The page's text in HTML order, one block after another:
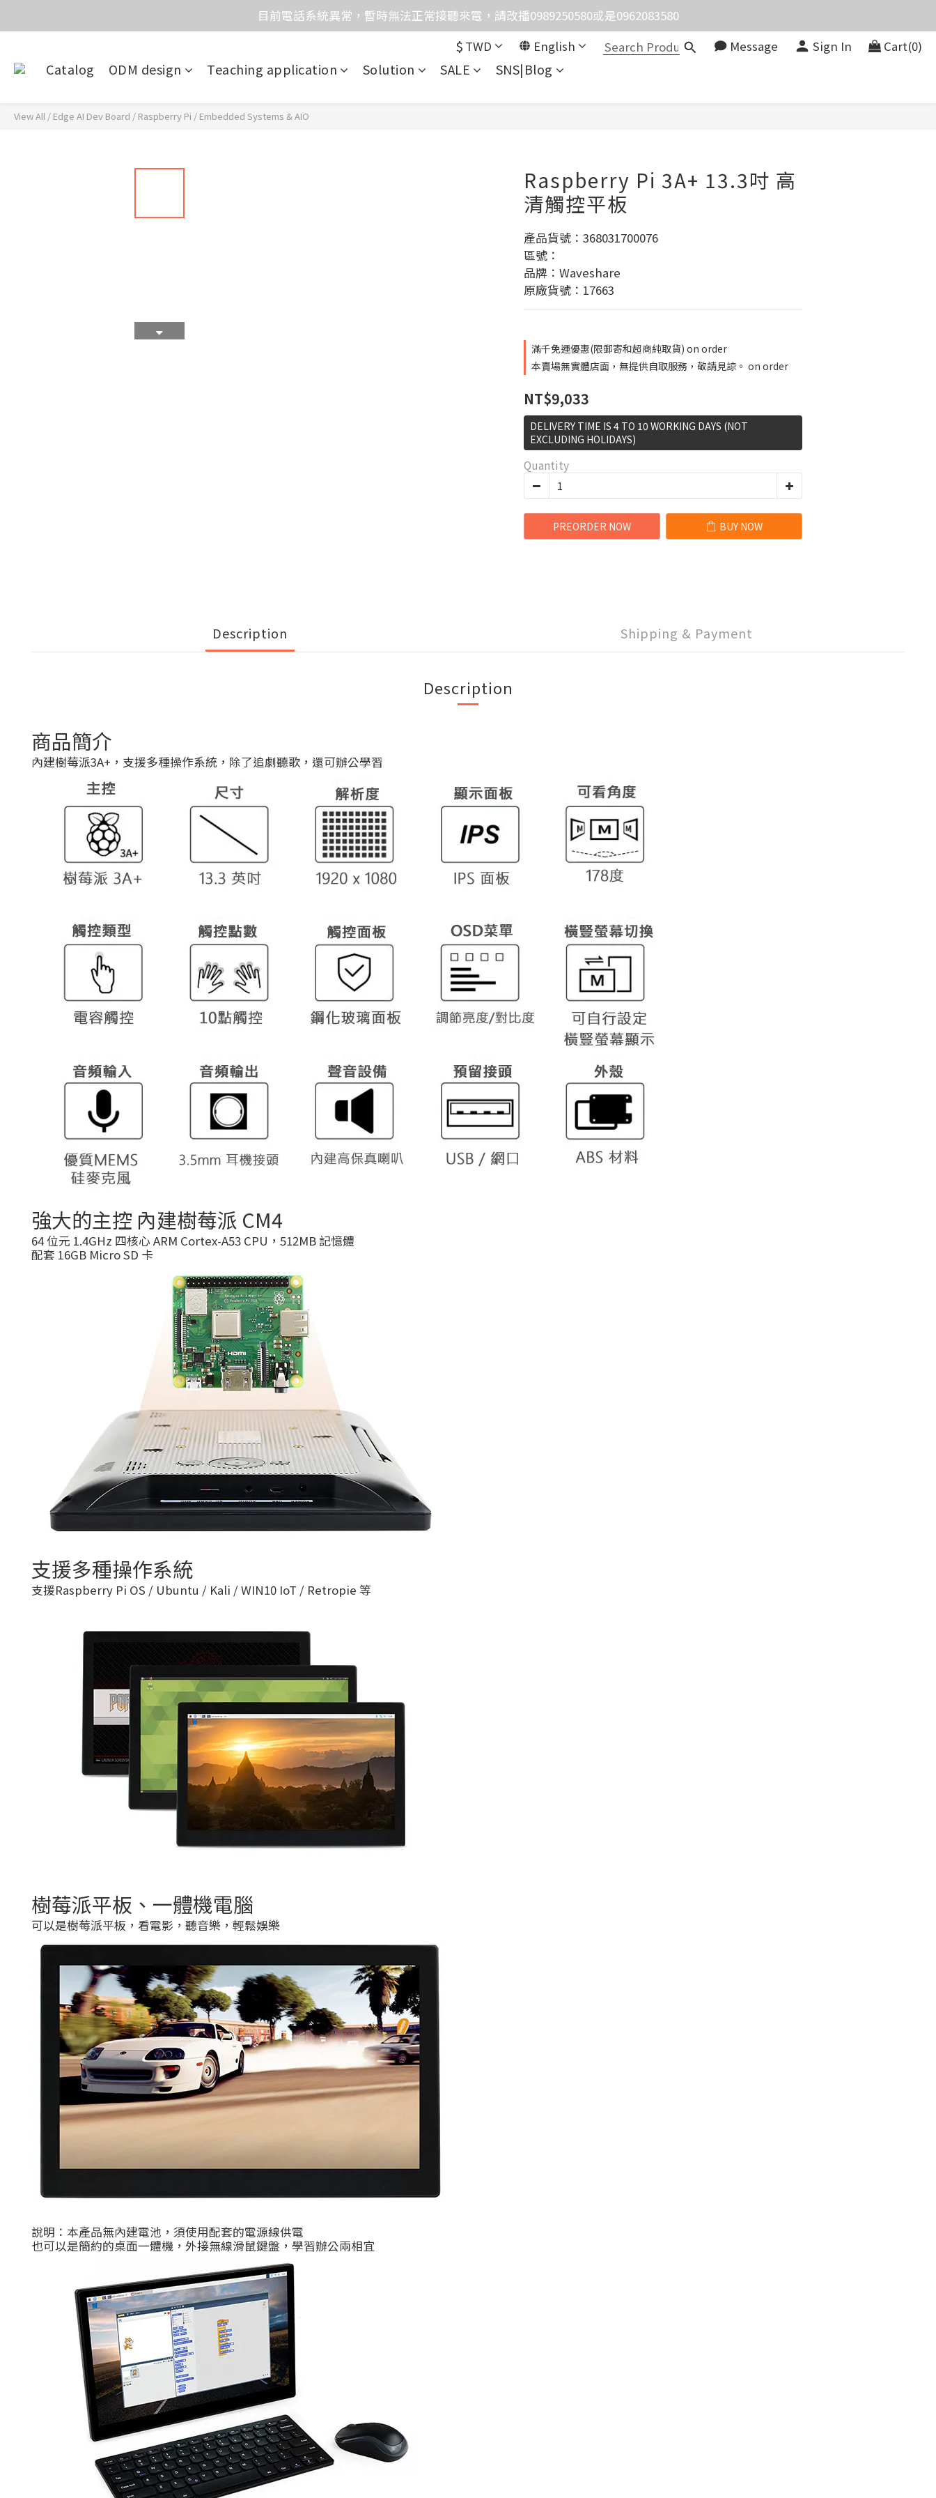
價格均含稅，下單享優惠！歡迎大量採購，由專人提供專案報價。
目前電話系統異常，暫時無法正常接聽來電，請改播0989250580或是0962083580
價格均含稅，下單享優惠！歡迎大量採購，由專人提供專案報價。
$ TWD English Message Sign In Cart(0)
Catalog ODM design Teaching application Solution SALE SNS|Blog
View All / Edge AI Dev Board / Raspberry Pi / Embedded Systems & AIO
Raspberry Pi 3A+ 13.3吋 高
清觸控平板
產品貨號：368031700076
區號：
品牌：Waveshare
原廠貨號：17663
滿千免運優惠(限郵寄和超商純取貨) on order
本賣場無實體店面，無提供自取服務，敬請見諒。 on order
NT$9,033
DELIVERY TIME IS 4 TO 10 WORKING DAYS (NOT
EXCLUDING HOLIDAYS)
Quantity
PREORDER NOW BUY NOW
Description Shipping & Payment
Description
商品簡介
內建樹莓派3A+，支援多種操作系統，除了追劇聽歌，還可辦公學習
強大的主控 內建樹莓派 CM4
64 位元 1.4GHz 四核心 ARM Cortex-A53 CPU，512MB 記憶體
配套 16GB Micro SD 卡
支援多種操作系統
支援Raspberry Pi OS / Ubuntu / Kali / WIN10 IoT / Retropie 等
樹莓派平板、一體機電腦
可以是樹莓派平板，看電影，聽音樂，輕鬆娛樂
說明：本產品無內建電池，須使用配套的電源線供電
也可以是簡約的桌面一體機，外接無線滑鼠鍵盤，學習辦公兩相宜